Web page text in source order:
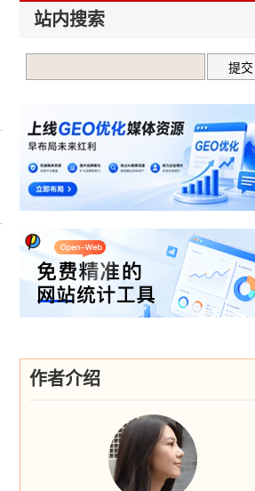
站内搜索
作者介绍